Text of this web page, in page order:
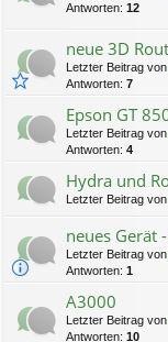
Antworten: 12
neue 3D
Letzter Beitrag von
Antworten: 7
Epson GT
Letzter Beitrag von
Antworten: 4
Hydra und
Letzter Beitrag von
neues Gerät
Letzter Beitrag von
Antworten: 1
A3000
Letzter Beitrag von
Antworten: 10